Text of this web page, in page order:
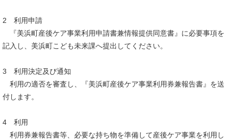
2 利用申請
『美浜町産後ケア事業利用申請書兼情報提供同意書』に必要事項を
記入し、美浜町こども未来課へ提出してください。
3 利用決定及び通知
利用の適否を審査し、『美浜町産後ケア事業利用券兼報告書』を送
付します。
4 利用
利用券兼報告書等、必要な持ち物を準備して産後ケア事業を利用し